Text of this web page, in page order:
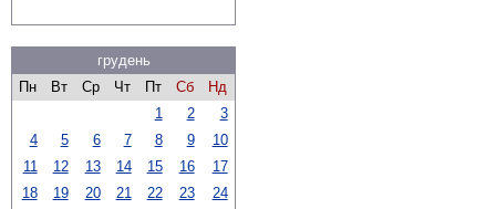
грудень
Пн
Вт Ср Чт Пт Сб
Нд
1
2
3
4
5 6 7 8 9
10
11
12 13 14 15 16
17
18
19 20 21 22 23
24